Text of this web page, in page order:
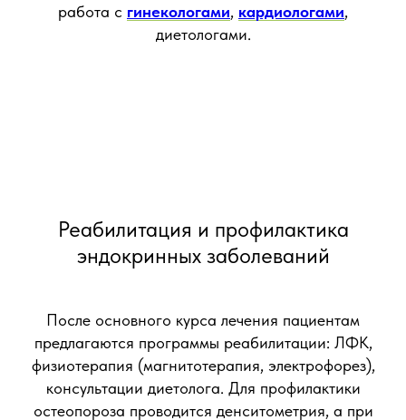
работа с гинекологами, кардиологами,
диетологами.
Реабилитация и профилактика
эндокринных заболеваний
После основного курса лечения пациентам
предлагаются программы реабилитации: ЛФК,
физиотерапия (магнитотерапия, электрофорез),
консультации диетолога. Для профилактики
остеопороза проводится денситометрия, а при